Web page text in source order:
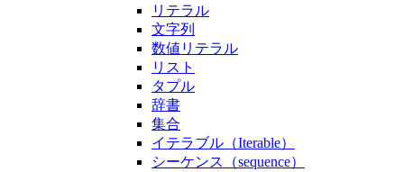
リテラル
文字列
数値リテラル
リスト
タプル
辞書
集合
イテラブル（Iterable）
シーケンス（sequence）